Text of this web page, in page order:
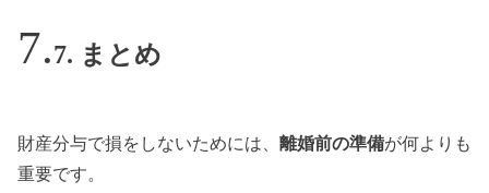
7. まとめ
財産分与で損をしないためには、 離婚前の準備が何よりも
重要です。